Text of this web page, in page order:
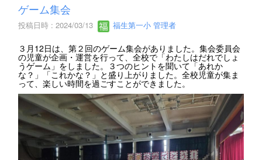
ゲーム集会
投稿日時 : 2024/03/13 福生第一小 管理者
３月12日は、第２回のゲーム集会がありました。集会委員会
の児童が企画・運営を行って、全校で「わたしはだれでしょ
うゲーム」をしました。３つのヒントを聞いて「あれか
な？」「これかな？」と盛り上がりました。全校児童が集ま
って、楽しい時間を過ごすことができました。